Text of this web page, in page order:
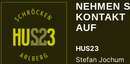
NEHMEN
KONTAKT
AUF
HUS23
Stefan Jochum